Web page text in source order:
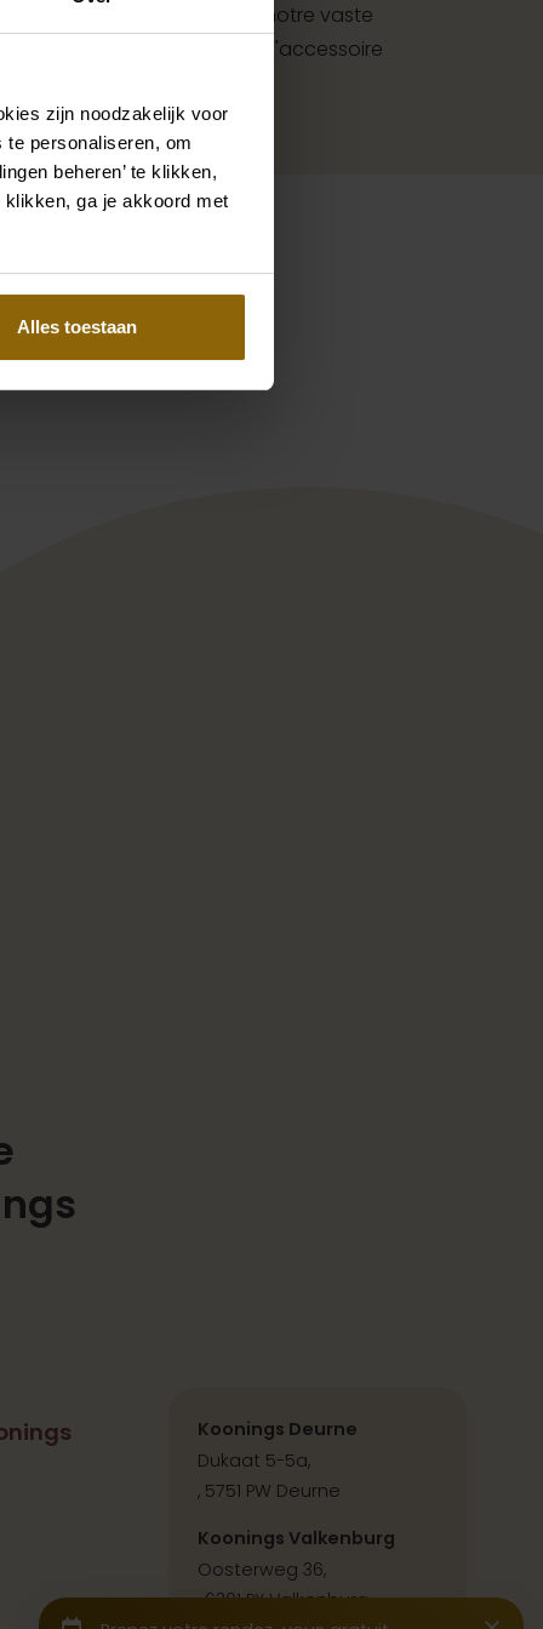
zijn noodzakelijk voor
personaliseren, om
beheren’ te klikken,
klikken, ga je akkoord met
Alles toestaan
des accessoires. Grâce à notre vaste
les mariés, vous trouverez l'accessoire
Remi
Pinterest
Julia Kontogruni JKCouture
Koonings Deurne
Dukaat 5-5a,
, 5751 PW Deurne
Koonings Valkenburg
Oosterweg 36,
, 6301 PX Valkenburg